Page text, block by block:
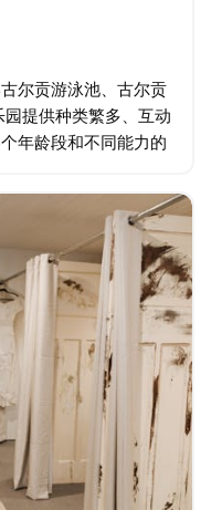
尔贡游泳池、古尔贡
提供种类繁多、互动
年龄段和不同能力的
跷跷板…